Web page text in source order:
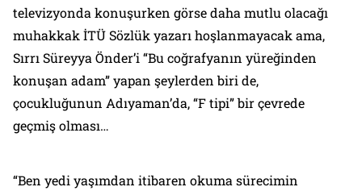
televizyonda konuşurken görse daha mutlu olacağı
muhakkak İTÜ Sözlük yazarı hoşlanmayacak ama,
Sırrı Süreyya Önder’i “Bu coğrafyanın yüreğinden
konuşan adam” yapan şeylerden biri de,
çocukluğunun Adıyaman’da, “F tipi” bir çevrede
geçmiş olması…
“Ben yedi yaşımdan itibaren okuma sürecimin